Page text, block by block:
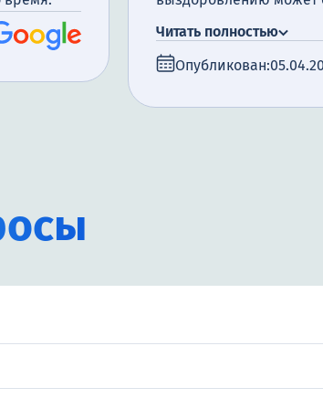
Читать полностью
Опубликован: